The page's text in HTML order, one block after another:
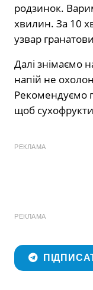
родзинок.
хвилин. За 10
узвар
Далі знімаємо
напій не
Рекомендуємо
щоб
РЕКЛАМА
РЕКЛАМА